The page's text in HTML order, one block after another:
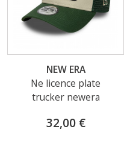
NEW ERA
Ne licence plate
trucker newera
32,00 €